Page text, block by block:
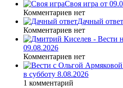
Своя игра от
Комментариев нет
Дачный
Комментариев нет
09.08.2026
Комментариев нет
в субботу 8.08.2026
1 комментарий